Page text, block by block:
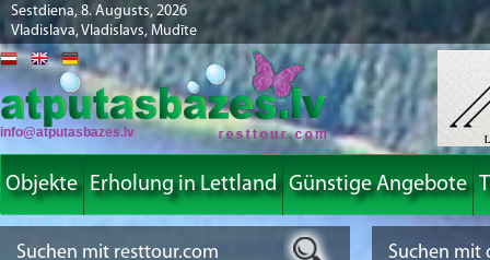
Sestdiena, 8. Augusts, 2026
Vladislava, Vladislavs, Mudīte
info@atputasbazes.lv
Objekte Erholung in Lettland Günstige Angebote